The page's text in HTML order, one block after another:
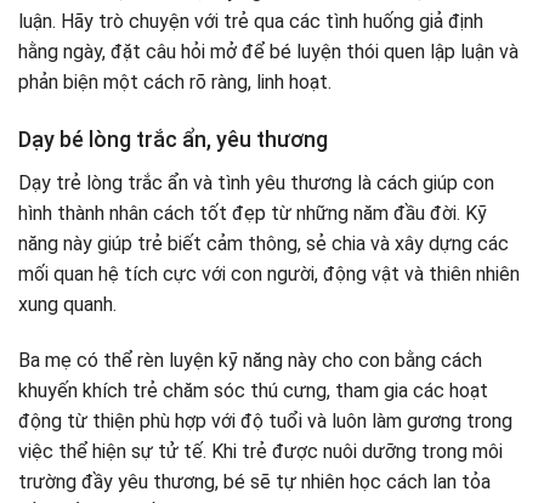
luận. Hãy trò chuyện với trẻ qua các tình huống giả định
hằng ngày, đặt câu hỏi mở để bé luyện thói quen lập luận và
phản biện một cách rõ ràng, linh hoạt.
Dạy bé lòng trắc ẩn, yêu thương
Dạy trẻ lòng trắc ẩn và tình yêu thương là cách giúp con
hình thành nhân cách tốt đẹp từ những năm đầu đời. Kỹ
năng này giúp trẻ biết cảm thông, sẻ chia và xây dựng các
mối quan hệ tích cực với con người, động vật và thiên nhiên
xung quanh.
Ba mẹ có thể rèn luyện kỹ năng này cho con bằng cách
khuyến khích trẻ chăm sóc thú cưng, tham gia các hoạt
động từ thiện phù hợp với độ tuổi và luôn làm gương trong
việc thể hiện sự tử tế. Khi trẻ được nuôi dưỡng trong môi
trường đầy yêu thương, bé sẽ tự nhiên học cách lan tỏa